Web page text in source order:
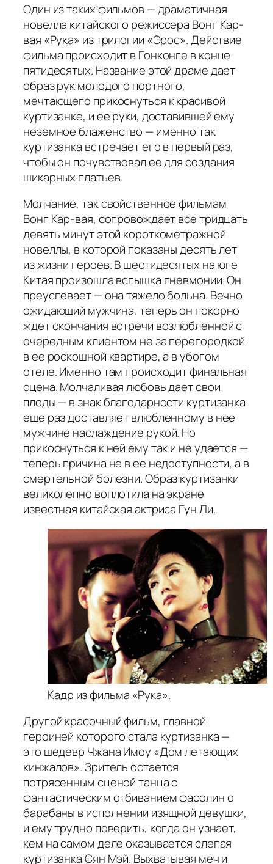
Один из таких фильмов — драматичная
новелла китайского режиссера Вонг Кар-
вая «Рука» из трилогии «Эрос». Действие
фильма происходит в Гонконге в конце
пятидесятых. Название этой драме дает
образ рук молодого портного,
мечтающего прикоснуться к красивой
куртизанке, и ее руки, доставившей ему
неземное блаженство — именно так
куртизанка встречает его в первый раз,
чтобы он почувствовал ее для создания
шикарных платьев.
Молчание, так свойственное фильмам
Вонг Кар-вая, сопровождает все тридцать
девять минут этой короткометражной
новеллы, в которой показаны десять лет
из жизни героев. В шестидесятых на юге
Китая произошла вспышка пневмонии. Он
преуспевает — она тяжело больна. Вечно
ожидающий мужчина, теперь он покорно
ждет окончания встречи возлюбленной с
очередным клиентом не за перегородкой
в ее роскошной квартире, а в убогом
отеле. Именно там происходит финальная
сцена. Молчаливая любовь дает свои
плоды — в знак благодарности куртизанка
еще раз доставляет влюбленному в нее
мужчине наслаждение рукой. Но
прикоснуться к ней ему так и не удается —
теперь причина не в ее недоступности, а в
смертельной болезни. Образ куртизанки
великолепно воплотила на экране
известная китайская актриса Гун Ли.
Кадр из фильма «Рука».
Другой красочный фильм, главной
героиней которого стала куртизанка —
это шедевр Чжана Имоу «Дом летающих
кинжалов». Зритель остается
потрясенным сценой танца с
фантастическим отбиванием фасолин о
барабаны в исполнении изящной девушки,
и ему трудно поверить, когда он узнает,
кем на самом деле оказывается слепая
куртизанка Сян Мэй. Выхватывая меч и